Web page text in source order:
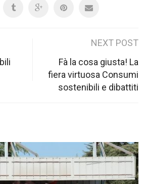
NEXT POST
Fà la cosa giusta! La
fiera virtuosa Consumi
sostenibili e dibattiti